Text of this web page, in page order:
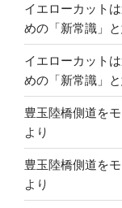
イエローカット
めの「新常識」
イエローカット
めの「新常識」
豊玉陸橋側道を
より
豊玉陸橋側道を
より